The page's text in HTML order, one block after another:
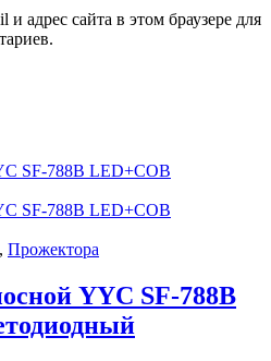
адрес сайта в этом браузере для
, Прожектора
YYC SF-788B